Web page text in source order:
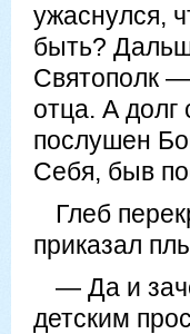
ужаснулся,
быть?
Святополк
отца. А
послушен
Себя, быв
Глеб
приказал
— Да и
детским